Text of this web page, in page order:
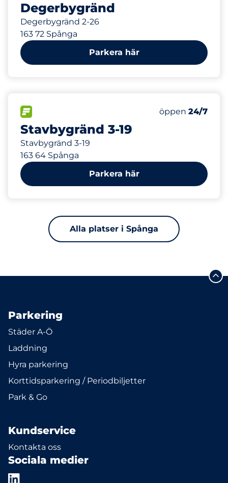
Degerbygränd
Degerbygränd 2-26
163 72 Spånga
Parkera här
Stavbygränd 3-19
Stavbygränd 3-19
163 64 Spånga
Antal
Totalt antal
Lördag
öppen 24/7
Parkera här
Alla platser i Spånga
Parkering
Städer A-Ö
Laddning
Hyra parkering
Korttidsparkering / Periodbiljetter
Park & Go
Kundservice
Kontakta oss
Sociala medier